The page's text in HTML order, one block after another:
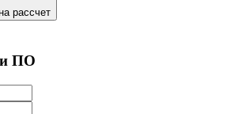
рассчет
ПО